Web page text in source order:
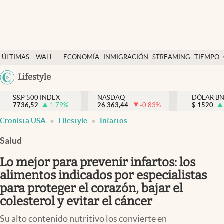
ÚLTIMAS
NOTICIAS
WALL
Y
DÓLAR
ECONOMÍA INMIGRACIÓN STREAMING TIEMPO
México
Lifestyle
Finanzas y economía
Wall Street y dólar
Inmigración
Espiritual
Streaming
S&P 500 INDEX
7736,52
1.79%
NASDAQ
26.363,44
-0.83%
DÓLAR
$ 1520
Cronista USA Lifestyle Infartos
Salud
Lo mejor para prevenir infartos: los
alimentos indicados por especialistas
para proteger el corazón, bajar el
colesterol y evitar el cáncer
Su alto contenido nutritivo los convierte en